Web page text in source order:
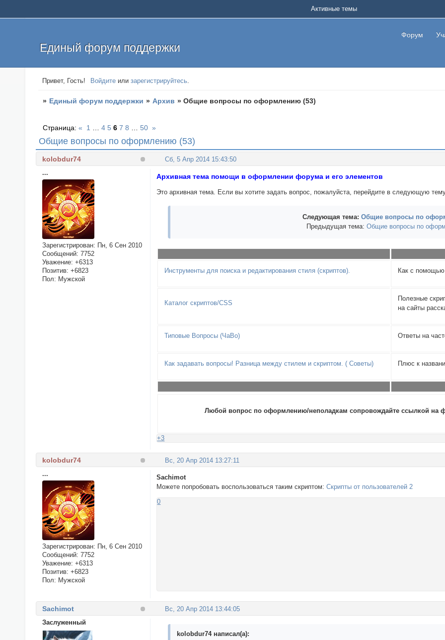
Единый форум поддержки
Форум
Активные темы
Привет, Гость! Войдите илизарегистрируйтесь.
» Единый форум поддержки » Архив »Общие вопросы по оформлению (53)
Общие вопросы по оформлению (53)
Страница:« 1 4 5 6 7 8 50 »
Сб, 5 Апр 2014 15:43:50
kolobdur74
...
Зарегистрирован: Пн, 6 Сен 2010
Сообщений: 7752
Уважение: +6313
Позитив: +6823
Пол: Мужской
Архивная тема помощи в оформлении форума и его элементов
Это архивная тема. Если вы хотите задать вопрос, пожалуйста, перейдите в следующую
Следующая тема:Общие вопросы по
Предыдущая тема: Общие вопросы по
Инструменты для поиска и редактирования стиля (скриптов). Как с помощью
Каталог скриптов/CSS
Полезные
на сайты
Типовые Вопросы (ЧаВо) Ответы на
Как задавать вопросы! Разница между стилем и скриптом. ( Советы) Плюс к
Любой вопрос по оформлению/неполадкам сопровождайте ссылкой на
+3
Вс, 20 Апр 2014 13:27:11
kolobdur74
...
Зарегистрирован: Пн, 6 Сен 2010
Сообщений: 7752
Уважение: +6313
Позитив: +6823
Пол: Мужской
Sachimot
Можете попробовать воспользоваться таким скриптом:Скрипты от пользователей 2
0
Вс, 20 Апр 2014 13:44:05
Sachimot
Заслуженный
kolobdur74 написал(а):